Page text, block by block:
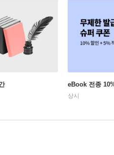
eBook 전종
상시